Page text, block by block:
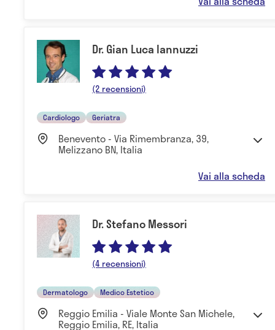
Dr. Gian Luca Iannuzzi
(2 recensioni)
Cardiologo Geriatra
Benevento - Via Rimembranza, 39,
Melizzano BN, Italia
Vai alla scheda
Dr. Stefano Messori
(4 recensioni)
Dermatologo Medico Estetico
Reggio Emilia - Viale Monte San Michele,
Reggio Emilia, RE, Italia